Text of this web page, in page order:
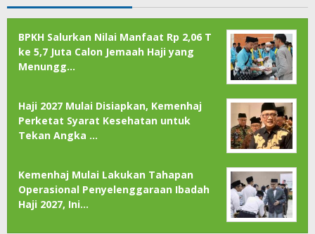
BPKH Salurkan Nilai Manfaat Rp 2,06 T
ke 5,7 Juta Calon Jemaah Haji yang
Menungg…
Haji 2027 Mulai Disiapkan, Kemenhaj
Perketat Syarat Kesehatan untuk
Tekan Angka …
Kemenhaj Mulai Lakukan Tahapan
Operasional Penyelenggaraan Ibadah
Haji 2027, Ini…